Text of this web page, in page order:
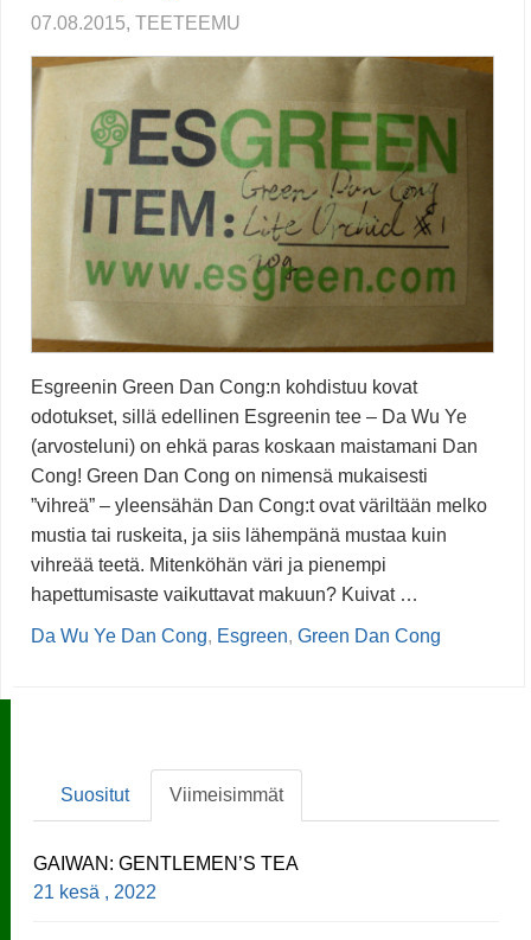
07.08.2015, TEETEEMU
Esgreenin Green Dan Cong:n kohdistuu kovat
odotukset, sillä edellinen Esgreenin tee – Da Wu Ye
(arvosteluni) on ehkä paras koskaan maistamani Dan
Cong! Green Dan Cong on nimensä mukaisesti
”vihreä” – yleensähän Dan Cong:t ovat väriltään melko
mustia tai ruskeita, ja siis lähempänä mustaa kuin
vihreää teetä. Mitenköhän väri ja pienempi
hapettumisaste vaikuttavat makuun? Kuivat …
Da Wu Ye Dan Cong, Esgreen, Green Dan Cong
Suositut Viimeisimmät
GAIWAN: GENTLEMEN’S TEA
21 kesä , 2022